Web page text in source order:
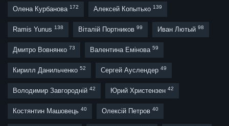
Олена Курбанова 172 Алексей Копытько 139
Ramis Yunus 138 Віталій Портников 99 Иван Лютый 98
Дмитро Вовнянко 73 Валентина Емінова 59
Кирилл Данильченко 52 Сергей Ауслендер 49
Володимир Завгородній 42 Юрий Христензен 42
Костянтин Машовець 40 Олексій Петров 40